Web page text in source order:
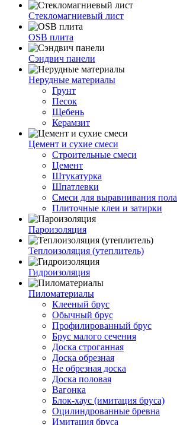
Стекломагниевый лист
OSB плита
Сэндвич панели
Нерудные материалы
Грунт
Песок
Щебень
Керамзит
Цемент и сухие смеси
Строительные смеси
Цемент
Штукатурка
Шпатлевки
Смеси для выравнивания пола
Плиточные клеи и затирки
Пароизоляция
Теплоизоляция (утеплитель)
Гидроизоляция
Пиломатериалы
Клееный брус
Обычный брус
Профилированный брус
Брус малого сечения
Доска строганная
Доска обрезная
Не обрезная доска
Доска половая
Вагонка
Блок-хаус (имитация бруса)
Оцилиндрованные бревна
Имитация бруса